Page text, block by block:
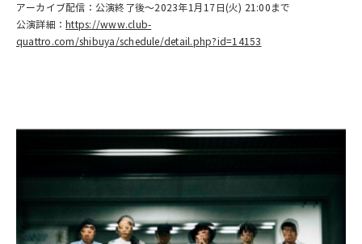
アーカイブ配信：公演終了後～2023年1月17日(火) 21:00まで
公演詳細： https://www.club-
quattro.com/shibuya/schedule/detail.php?id=14153